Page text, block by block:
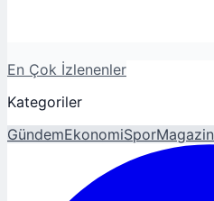
En Çok İzlenenler
Kategoriler
GündemEkonomiSporMagazin